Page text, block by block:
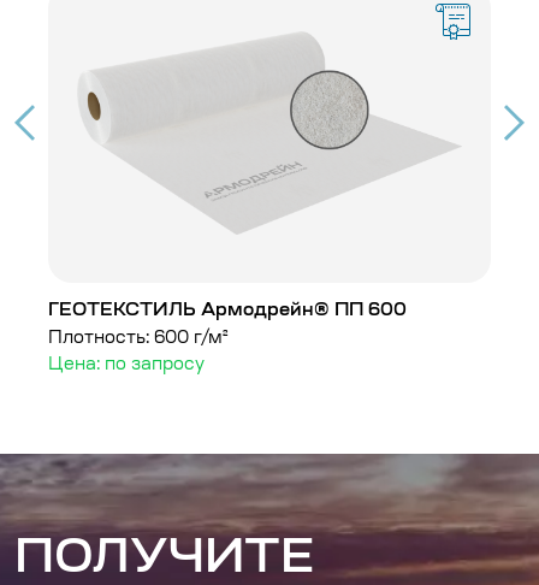
ГЕОТЕКСТИЛЬ Армодрейн® ПП 600
Плотность: 600 г/м²
Цена: по запросу
ПОЛУЧИТЕ